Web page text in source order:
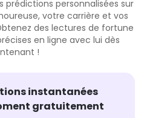
prédictions personnalisées sur
votre carrière et vos
des lectures de fortune
en ligne avec lui dès
!
instantanées
gratuitement